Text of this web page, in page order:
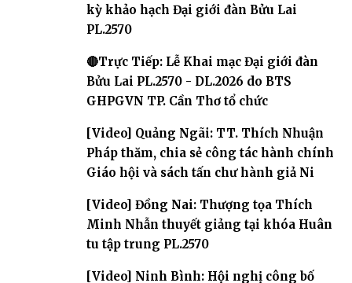
kỳ khảo hạch Đại giới đàn Bửu Lai
PL.2570
🔴Trực Tiếp: Lễ Khai mạc Đại giới đàn
Bửu Lai PL.2570 - DL.2026 do BTS
GHPGVN TP. Cần Thơ tổ chức
[Video] Quảng Ngãi: TT. Thích Nhuận
Pháp thăm, chia sẻ công tác hành chính
Giáo hội và sách tấn chư hành giả Ni
[Video] Đồng Nai: Thượng tọa Thích
Minh Nhẫn thuyết giảng tại khóa Huân
tu tập trung PL.2570
[Video] Ninh Bình: Hội nghị công bố